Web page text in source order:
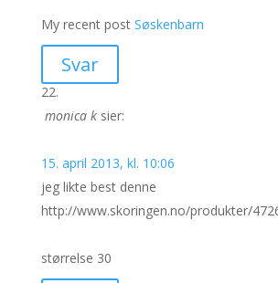
My recent post Søskenbarn
Svar
monica k sier:
15. april 2013, kl. 10:06
jeg likte best denne
http://www.skoringen.no/produkter/
størrelse 30